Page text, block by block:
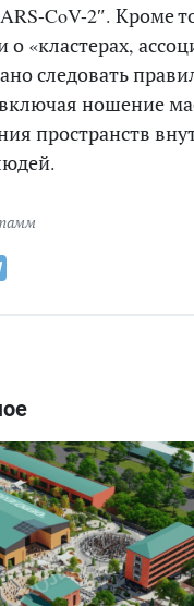
CoV-2″. Кроме
«кластерах,
следовать
ношение
пространств